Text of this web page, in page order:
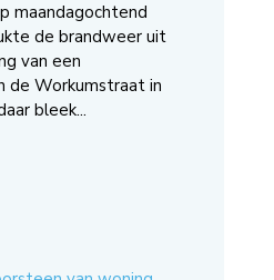
maandagochtend
de brandweer uit
van een
de Workumstraat in
bleek...